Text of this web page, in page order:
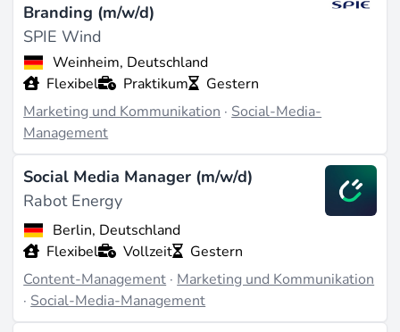
Branding (m/w/d)
SPIE Wind
Weinheim, Deutschland
Flexibel
Praktikum
Gestern
Marketing und Kommunikation · Social-Media-
Management
Social Media Manager (m/w/d)
Rabot Energy
Berlin, Deutschland
Flexibel
Vollzeit
Gestern
Content-Management · Marketing und Kommunikation
· Social-Media-Management